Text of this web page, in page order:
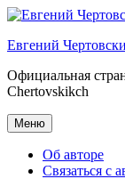
Перейти
содержимому
Евгений
Официальная
Chertovskikch
Меню
Об авторе
Связаться с